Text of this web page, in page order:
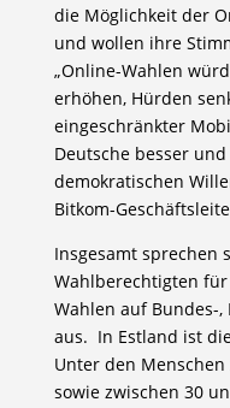
die Möglichkeit der
und wollen ihre
„Online-Wahlen
erhöhen, Hürden
eingeschränkter
Deutsche besser
demokratischen
Bitkom-
Insgesamt sprechen
Wahlberechtigten
Wahlen auf Bundes-
aus. In Estland ist
Unter den
sowie zwischen 30